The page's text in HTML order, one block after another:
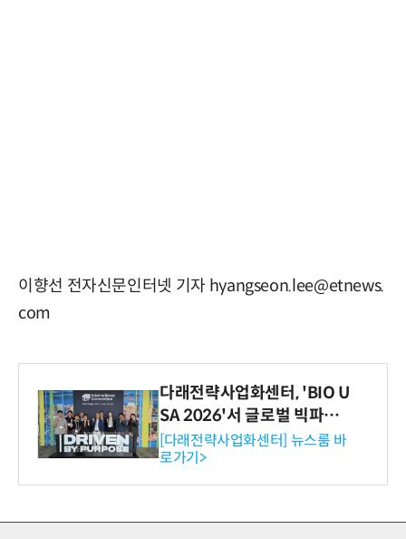
이향선 전자신문인터넷 기자 hyangseon.lee@etnews.
com
다래전략사업화센터, 'BIO U
SA 2026'서 글로벌 빅파마
와의 비즈니스 미팅 지원…K
-바이오 해외 진출 교두보 확
보
[다래전략사업화센터] 뉴스룸 바
로가기>